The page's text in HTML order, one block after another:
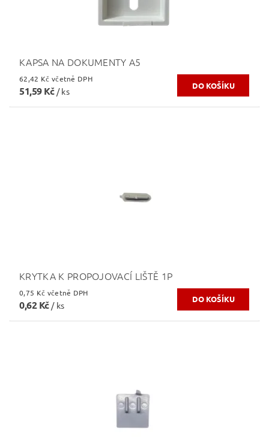
KAPSA NA DOKUMENTY A5
62,42 Kč včetně DPH
51,59 Kč / ks
KRYTKA K PROPOJOVACÍ LIŠTĚ 1P
0,75 Kč včetně DPH
0,62 Kč / ks